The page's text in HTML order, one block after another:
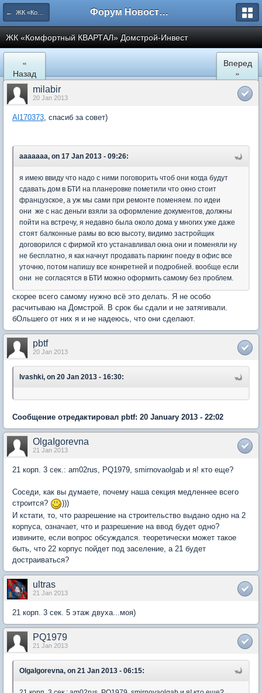
← ЖК «Комфортный КВАРТАЛ» Форум Новостройки
ЖК «Комфортный КВАРТАЛ» Домстрой-Инвест
«
Назад
Вперед
»
milabir
20 Jan 2013
Al170373, спасиб за совет)
aaaaaaa, on 17 Jan 2013 - 09:26:
я имею ввиду что надо с ними поговорить чтоб они когда будут
сдавать дом в БТИ на планеровке пометили что окно стоит
французское, а уж мы сами при ремонте поменяем. по идеи
они же с нас деньги взяли за оформление документов, должны
пойти на встречу, я недавно была около дома у многих уже даже
стоят балконные рамы во всю высоту, видимо застройщик
договорился с фирмой кто устанавливал окна они и поменяли ну
не бесплатно, я как начнут продавать паркинг поеду в офис все
уточню, потом напишу все конкретней и подробней. вообще если
они не согласятся в БТИ можно оформить самому без проблем.
скорее всего самому нужно всё это делать. Я не особо
расчитываю на Домстрой. В срок бы сдали и не затягивали.
бОльшего от них я и не надеюсь, что они сделают.
pbtf
20 Jan 2013
Ivashki, on 20 Jan 2013 - 16:30:
Сообщение отредактировал pbtf: 20 January 2013 - 22:02
OlgaIgorevna
21 Jan 2013
21 корп. 3 сек.: am02rus, PQ1979, smirnovaolgab и я! кто еще?
Соседи, как вы думаете, почему наша секция медленнее всего
строится?
)))
И кстати, то, что разрешение на строительство выдано одно на 2
корпуса, означает, что и разрешение на ввод будет одно?
извините, если вопрос обсуждался. теоретически может такое
быть, что 22 корпус пойдет под заселение, а 21 будет
достраиваться?
ultras
21 Jan 2013
21 корп. 3 сек. 5 этаж двуха...моя)
PQ1979
21 Jan 2013
OlgaIgorevna, on 21 Jan 2013 - 06:15: